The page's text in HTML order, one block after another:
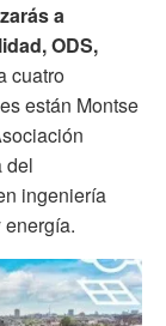
a
ODS,
cuatro
están Montse
del
ingeniería